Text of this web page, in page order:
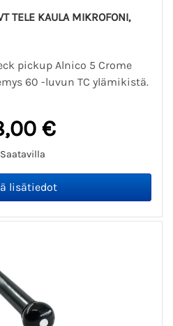
TELE KAULA MIKROFONI,
pickup Alnico 5 Crome
60 -luvun TC ylämikistä.
€